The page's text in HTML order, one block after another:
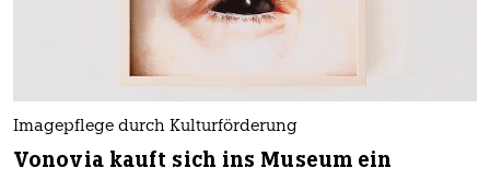
Imagepflege durch Kulturförderung
Vonovia kauft sich ins Museum ein